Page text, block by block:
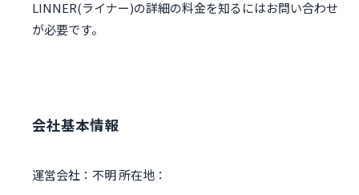
LINNER(ライナー)の詳細の料金を知るにはお問い合わせ
が必要です。
会社基本情報
運営会社：不明 所在地：